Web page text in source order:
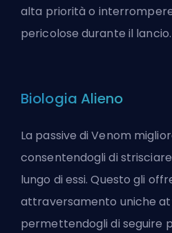
alta priorità o
pericolose durante il lancio.
Biologia Alieno
La passive di Venom
consentendogli di
lungo di essi. Questo gli
attraversamento uniche
permettendogli di seguire